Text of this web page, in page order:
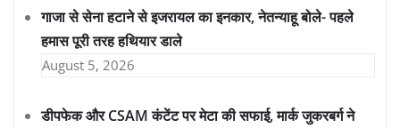
गाजा से सेना हटाने से इजरायल का इनकार, नेतन्याहू बोले- पहले
हमास पूरी तरह हथियार डाले
August 5, 2026
डीपफेक और CSAM कंटेंट पर मेटा की सफाई, मार्क जुकरबर्ग ने